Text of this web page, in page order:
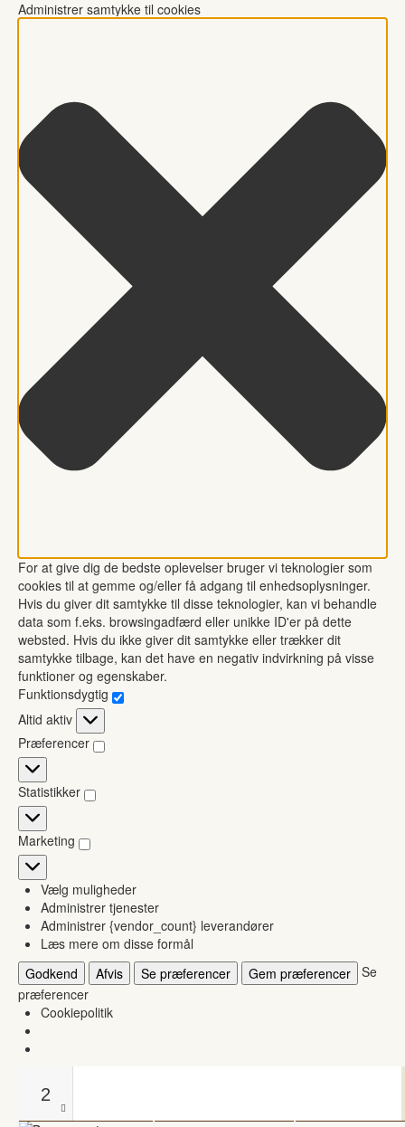
Administrer samtykke til cookies
For at give dig de bedste oplevelser bruger vi teknologier som
cookies til at gemme og/eller få adgang til enhedsoplysninger.
Hvis du giver dit samtykke til disse teknologier, kan vi behandle
data som f.eks. browsingadfærd eller unikke ID'er på dette
websted. Hvis du ikke giver dit samtykke eller trækker dit
samtykke tilbage, kan det have en negativ indvirkning på visse
funktioner og egenskaber.
Funktionsdygtig
Funktionsdygtig
Altid aktiv
Præferencer
Præferencer
Statistikker
Statistikker
Marketing
Marketing
Vælg muligheder
Administrer tjenester
Administrer {vendor_count} leverandører
Læs mere om disse formål
Godkend
Afvis Se præferencer Gem præferencer Se
præferencer
Cookiepolitik
2